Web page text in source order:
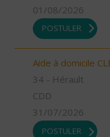
01/08/2026
POSTULER
Aide à domicile
34 - Hérault
CDD
31/07/2026
POSTULER